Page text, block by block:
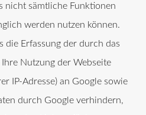
nicht sämtliche Funktionen
werden nutzen können.
die Erfassung der durch das
Nutzung der Webseite
IP-Adresse) an Google sowie
durch Google verhindern,